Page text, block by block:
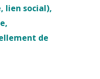
lien social),
de